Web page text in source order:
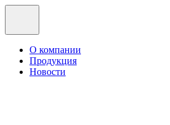
О компании
Продукция
Новости